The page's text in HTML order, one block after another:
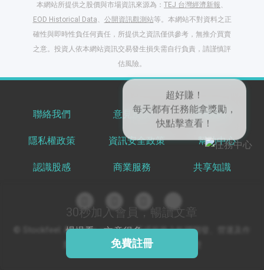
30秒加入會員，暢讀文章
慢慢看，文章很多
免費註冊
本網站所提供之股價與市場資訊來源為： TEJ 台灣經濟新報、
EOD Historical Data、 公開資訊觀測站等。本網站不對資料之正
確性與即時性負任何責任，所提供之資訊僅供參考，無推介買賣
之意。投資人依本網站資訊交易發生損失需自行負責，請謹慎評
估風險。
聯絡我們 意見反饋 服務條款
隱私權政策 資訊安全政策 幫助中心
認識股感 商業服務 共享知識
© Stockfeel. All rights reserved 股感服務之軟體開發、營運及作
業環境通過 ISO/IEC 27001:2022 驗證
任一文章
出國就缺這咖？股